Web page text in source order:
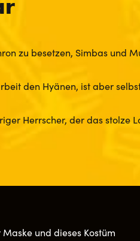
zu besetzen, Simbas und
den Hyänen, ist aber
Herrscher, der das stolze
und dieses Kostüm